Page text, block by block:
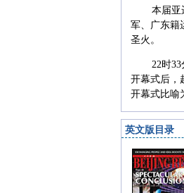
本届亚
军、广东籍
圣火。
22时33
开幕式后，
开幕式比喻
英文版目录